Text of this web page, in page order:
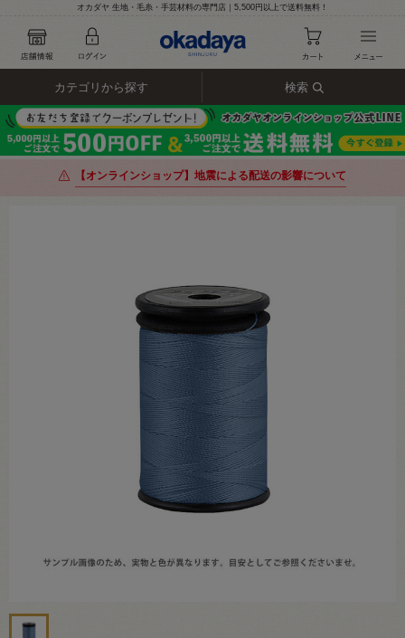
オカダヤ 生地・毛糸・手芸材料の専門店｜5,500円以上で送料無料！
カテゴリから探す 検索
【オンラインショップ】地震による配送の影響について